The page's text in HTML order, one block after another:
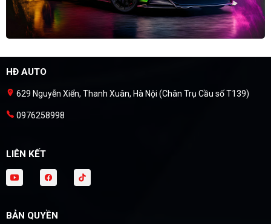
HĐ AUTO
629 Nguyễn Xiển, Thanh Xuân, Hà Nội (Chân Trụ Cầu số T139)
0976258998
LIÊN KẾT
BẢN QUYỀN